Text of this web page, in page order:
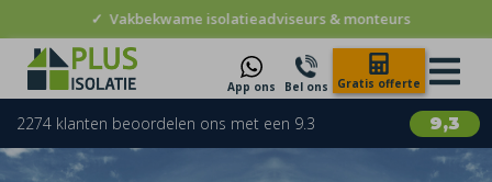
✓ Vakbekwame isolatieadviseurs & monteurs
App ons Bel ons Gratis offerte
9,3
2274 klanten beoordelen ons met een 9.3